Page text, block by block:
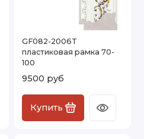
GF082-2006T
пластиковая рамка 70-
100
9500 руб
Купить